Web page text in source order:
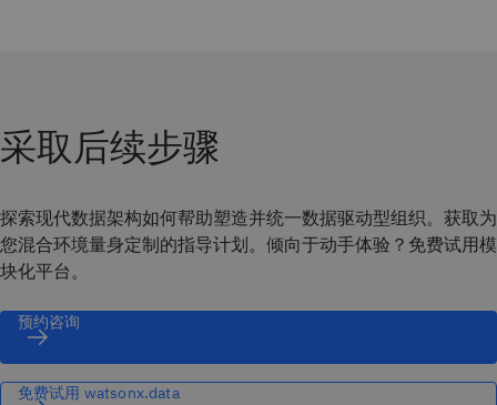
采取后续步骤
探索现代数据架构如何帮助塑造并统一数据驱动型组织。获取为
您混合环境量身定制的指导计划。倾向于动手体验？免费试用模
块化平台。
预约咨询
免费试用 watsonx.data